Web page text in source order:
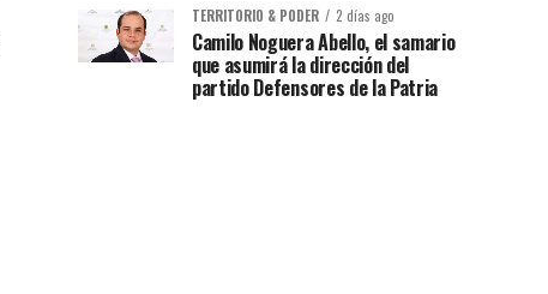
TERRITORIO & PODER 2 días ago
Camilo Noguera Abello, el samario
que asumirá la dirección del
partido Defensores de la Patria